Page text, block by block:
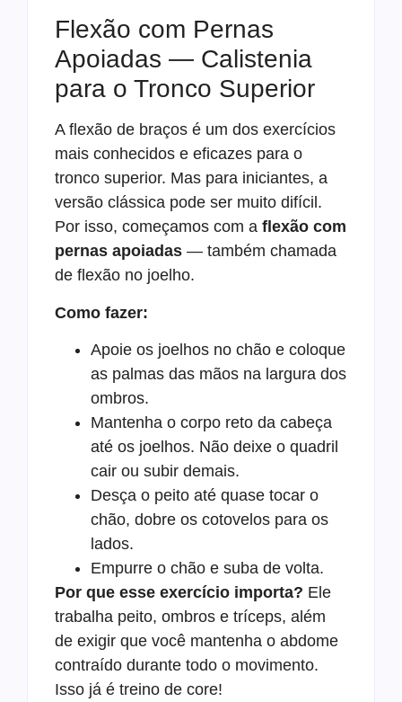
Flexão com Pernas
Apoiadas — Calistenia
para o Tronco Superior
A flexão de braços é um dos exercícios
mais conhecidos e eficazes para o
tronco superior. Mas para iniciantes, a
versão clássica pode ser muito difícil.
Por isso, começamos com a flexão com
pernas apoiadas — também chamada
de flexão no joelho.
Como fazer:
Apoie os joelhos no chão e coloque
as palmas das mãos na largura dos
ombros.
Mantenha o corpo reto da cabeça
até os joelhos. Não deixe o quadril
cair ou subir demais.
Desça o peito até quase tocar o
chão, dobre os cotovelos para os
lados.
Empurre o chão e suba de volta.
Por que esse exercício importa? Ele
trabalha peito, ombros e tríceps, além
de exigir que você mantenha o abdome
contraído durante todo o movimento.
Isso já é treino de core!